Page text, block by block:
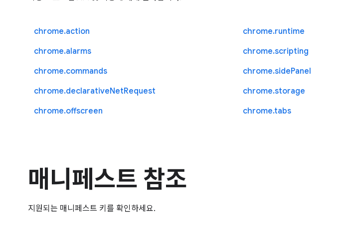
chrome.action
chrome.alarms
chrome.commands
chrome.declarativeNetRequest
chrome.offscreen
chrome.runtime
chrome.scripting
chrome.sidePanel
chrome.storage
chrome.tabs
매니페스트 참조
지원되는 매니페스트 키를 확인하세요.